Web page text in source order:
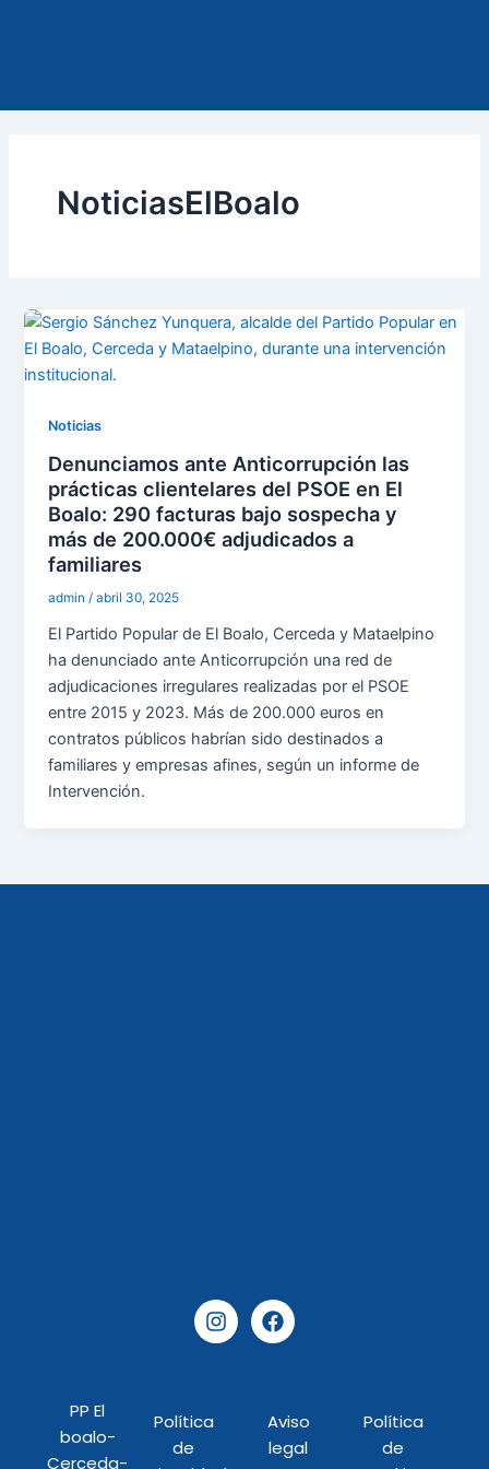
NoticiasElBoalo
Noticias
Denunciamos ante Anticorrupción las
prácticas clientelares del PSOE en El
Boalo: 290 facturas bajo sospecha y
más de 200.000€ adjudicados a
familiares
admin/abril 30, 2025
El Partido Popular de El Boalo, Cerceda y Mataelpino
ha denunciado ante Anticorrupción una red de
adjudicaciones irregulares realizadas por el PSOE
entre 2015 y 2023. Más de 200.000 euros en
contratos públicos habrían sido destinados a
familiares y empresas afines, según un informe de
Intervención.
I
n
s
F
a
c
o
o
k
PP El
boalo-
Cerceda-
Política
de
Aviso
legal
Política
de